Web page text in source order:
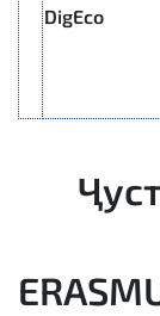
DigEco